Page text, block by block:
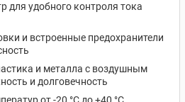
для удобного контроля тока
и встроенные предохранители
и металла с воздушным
и долговечность